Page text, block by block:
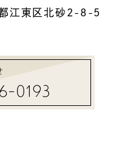
江東区北砂2-8-5
0193